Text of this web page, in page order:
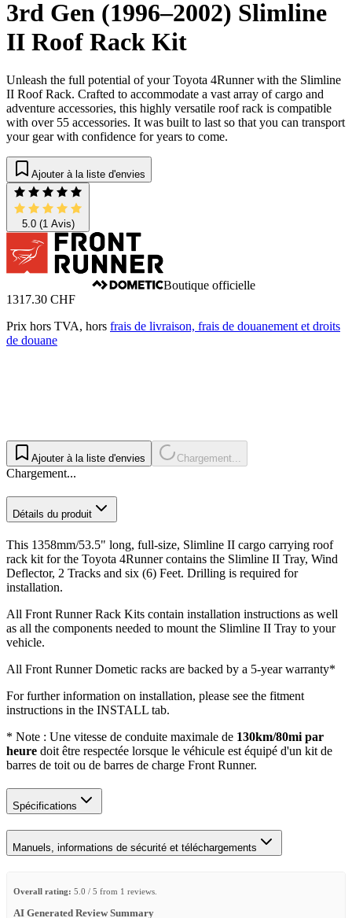
3rd Gen (1996–2002) Slimline
II Roof Rack Kit
Unleash the full potential of your Toyota 4Runner with the Slimline
II Roof Rack. Crafted to accommodate a vast array of cargo and
adventure accessories, this highly versatile roof rack is compatible
with over 55 accessories. It was built to last so that you can transport
your gear with confidence for years to come.
Ajouter à la liste d'envies
5.0(1 Avis)
Boutique officielle
1317.30 CHF
Prix hors TVA, hors frais de livraison, frais de douanement et droits
de douane
Ajouter à la liste d'envies Chargement...
Chargement...
Détails du produit
This 1358mm/53.5" long, full-size, Slimline II cargo carrying roof
rack kit for the Toyota 4Runner contains the Slimline II Tray, Wind
Deflector, 2 Tracks and six (6) Feet. Drilling is required for
installation.
All Front Runner Rack Kits contain installation instructions as well
as all the components needed to mount the Slimline II Tray to your
vehicle.
All Front Runner Dometic racks are backed by a 5‑year warranty*
For further information on installation, please see the fitment
instructions in the INSTALL tab.
* Note : Une vitesse de conduite maximale de 130km/80mi par
heure doit être respectée lorsque le véhicule est équipé d'un kit de
barres de toit ou de barres de charge Front Runner.
Spécifications
Manuels, informations de sécurité et téléchargements
Overall rating: 5.0 / 5 from 1 reviews.
AI Generated Review Summary